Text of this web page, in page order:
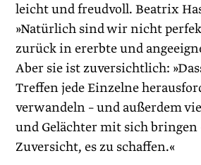
leicht und freudvoll. Beatrix
»Natürlich sind wir nicht
zurück in ererbte und
Aber sie ist zuversichtlich:
Treffen jede Einzelne
verwandeln – und außerdem
und Gelächter mit sich bringen
Zuversicht, es zu schaffen.«